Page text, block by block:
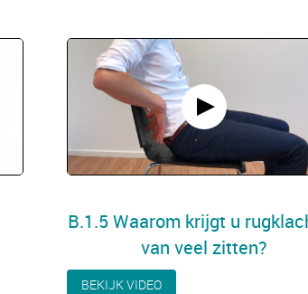
B.1.5 Waarom krijgt u
van veel zitten?
BEKIJK VIDEO